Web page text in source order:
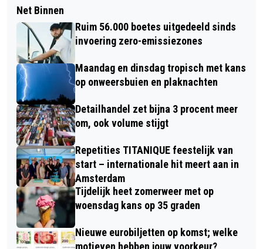
Net Binnen
Ruim 56.000 boetes uitgedeeld sinds
invoering zero-emissiezones
Maandag en dinsdag tropisch met kans
op onweersbuien en plaknachten
Detailhandel zet bijna 3 procent meer
om, ook volume stijgt
Repetities TITANIQUE feestelijk van
start – internationale hit meert aan in
Amsterdam
Tijdelijk heet zomerweer met op
woensdag kans op 35 graden
Nieuwe eurobiljetten op komst; welke
motieven hebben jouw voorkeur?